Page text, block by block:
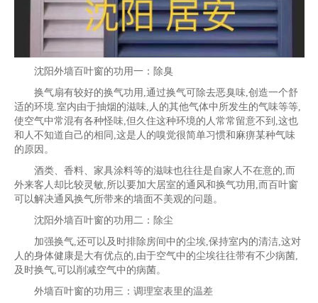
沈阳外墙百叶窗的功用一：除臭
换气扇有较好的换气功用,通过换气可除去恶臭味,创造一个舒
适的环境.室内由于抽烟的滋味,人的其他气体中所发生的气味等等,
使空气中常混有各种怪味,但久住这种环境的人常常留意不到,这也
和人不知道自己的相同,这是人的嗅觉很简单习惯和麻痹某种气味
的原因。
酒类、香料、家具涂料等的滋味也往往是自家人不在意的,而
外来客人却比较灵敏,所以要加大居室的通风和换气功用,而百叶窗
可以解决通风换气所带来的墙面不美观的问题。
沈阳外墙百叶窗的功用二：除尘
加强换气,还可以及时排除房间中的尘埃,保持室内的清洁,这对
人的身体健康是大有优点的,由于空气中的尘埃往往带有不少病菌,
及时换气,可以削减空气中的病菌。
外墙百叶窗的功用三：调理室表里的温差